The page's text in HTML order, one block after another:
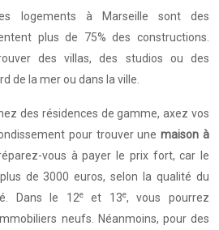
logements à Marseille sont des
plus de 75% des constructions.
des villas, des studios ou des
de la mer ou dans la ville.
des résidences de gamme, axez vos
pour trouver unemaison à
vous à payer le prix fort, car le
de 3000 euros, selon la qualité du
Dans le 12eet 13e, vous pourrez
neufs. Néanmoins, pour des